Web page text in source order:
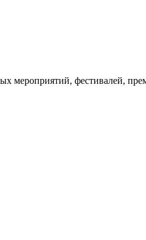
мероприятий, фестивалей,